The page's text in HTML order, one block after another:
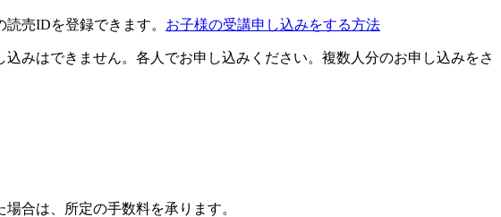
売IDを登録できます。 お子様の受講申し込みをする方法
みはできません。各人でお申し込みください。複数人分のお申し込みをさ
合は、所定の手数料を承ります。